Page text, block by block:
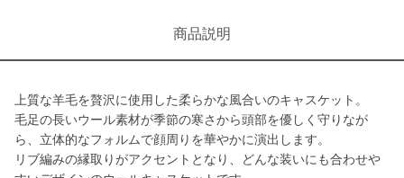
商品説明
上質な羊毛を贅沢に使用した柔らかな風合いのキャスケット。
毛足の長いウール素材が季節の寒さから頭部を優しく守りなが
ら、立体的なフォルムで顔周りを華やかに演出します。
リブ編みの縁取りがアクセントとなり、どんな装いにも合わせや